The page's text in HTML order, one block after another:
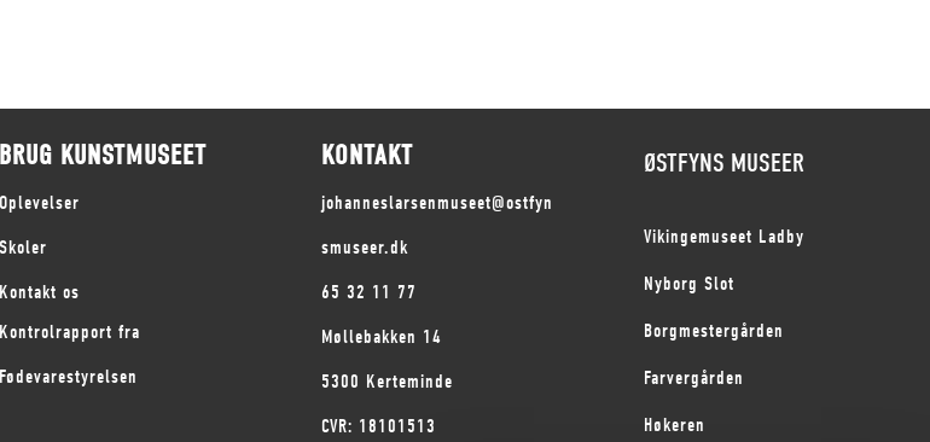
BRUG KUNSTMUSEET
Oplevelser
Skoler
Kontakt os
Kontrolrapport fra
Fødevarestyrelsen
KONTAKT
johanneslarsenmuseet@ostfyn
smuseer.dk
65 32 11 77
Møllebakken 14
5300 Kerteminde
CVR: 18101513
ØSTFYNS MUSEER
Vikingemuseet Ladby
Nyborg Slot
Borgmestergården
Farvergården
Høkeren